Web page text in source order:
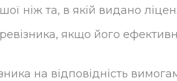
ніж та, в якій видано
якщо його
на відповідність